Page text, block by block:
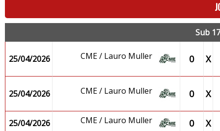
Sub
25/04/2026 CME / Lauro Muller 0 X
25/04/2026 CME / Lauro Muller 0 X
25/04/2026 CME / Lauro Muller 0 X